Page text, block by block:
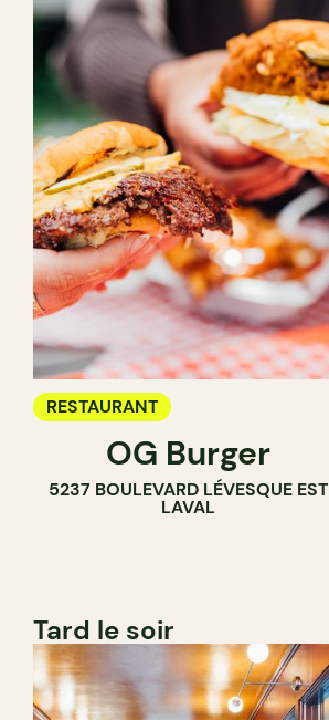
RESTAURANT
OG Burger
5237 BOULEVARD LÉVESQUE EST
LAVAL
Tard le soir